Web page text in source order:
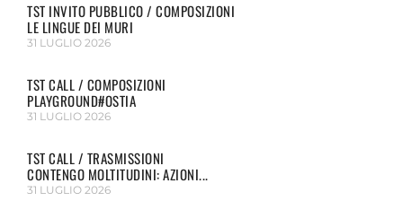
TST INVITO PUBBLICO / COMPOSIZIONI
LE LINGUE DEI MURI
31 LUGLIO 2026
TST CALL / COMPOSIZIONI
PLAYGROUND#OSTIA
31 LUGLIO 2026
TST CALL / TRASMISSIONI
CONTENGO MOLTITUDINI: AZIONI...
31 LUGLIO 2026